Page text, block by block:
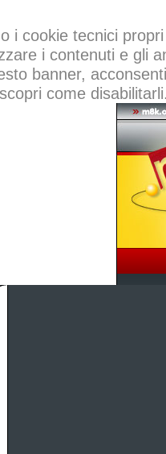
i cookie tecnici
i contenuti e gli
banner,
come